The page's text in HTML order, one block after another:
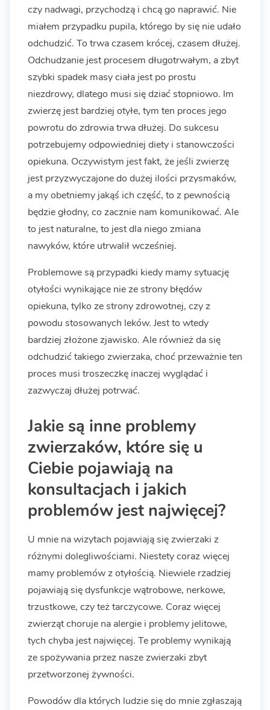
czy nadwagi, przychodzą i chcą go naprawić. Nie
miałem przypadku pupila, którego by się nie udało
odchudzić. To trwa czasem krócej, czasem dłużej.
Odchudzanie jest procesem długotrwałym, a zbyt
szybki spadek masy ciała jest po prostu
niezdrowy, dlatego musi się dziać stopniowo. Im
zwierzę jest bardziej otyłe, tym ten proces jego
powrotu do zdrowia trwa dłużej. Do sukcesu
potrzebujemy odpowiedniej diety i stanowczości
opiekuna. Oczywistym jest fakt, że jeśli zwierzę
jest przyzwyczajone do dużej ilości przysmaków,
a my obetniemy jakąś ich część, to z pewnością
będzie głodny, co zacznie nam komunikować. Ale
to jest naturalne, to jest dla niego zmiana
nawyków, które utrwalił wcześniej.
Problemowe są przypadki kiedy mamy sytuację
otyłości wynikające nie ze strony błędów
opiekuna, tylko ze strony zdrowotnej, czy z
powodu stosowanych leków. Jest to wtedy
bardziej złożone zjawisko. Ale również da się
odchudzić takiego zwierzaka, choć przeważnie ten
proces musi troszeczkę inaczej wyglądać i
zazwyczaj dłużej potrwać.
Jakie są inne problemy
zwierzaków, które się u
Ciebie pojawiają na
konsultacjach i jakich
problemów jest najwięcej?
U mnie na wizytach pojawiają się zwierzaki z
różnymi dolegliwościami. Niestety coraz więcej
mamy problemów z otyłością. Niewiele rzadziej
pojawiają się dysfunkcje wątrobowe, nerkowe,
trzustkowe, czy też tarczycowe. Coraz więcej
zwierząt choruje na alergie i problemy jelitowe,
tych chyba jest najwięcej. Te problemy wynikają
ze spożywania przez nasze zwierzaki zbyt
przetworzonej żywności.
Powodów dla których ludzie się do mnie zgłaszają